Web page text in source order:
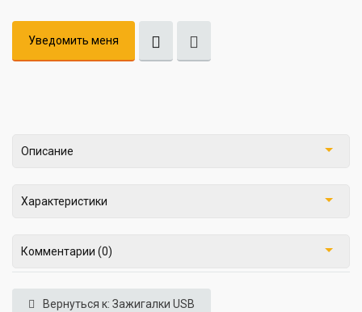
Уведомить меня
Описание
Характеристики
Комментарии (0)
Вернуться к: Зажигалки USB